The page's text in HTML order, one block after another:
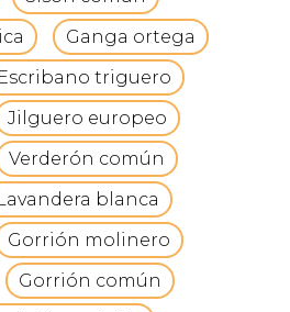
Ganga ortega
Escribano triguero
Jilguero europeo
Verderón común
blanca
Gorrión molinero
Gorrión común